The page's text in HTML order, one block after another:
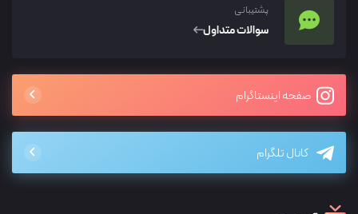
پشتیبانی
سوالات متداول
صفحه اینستاگرام
کانال تلگرام